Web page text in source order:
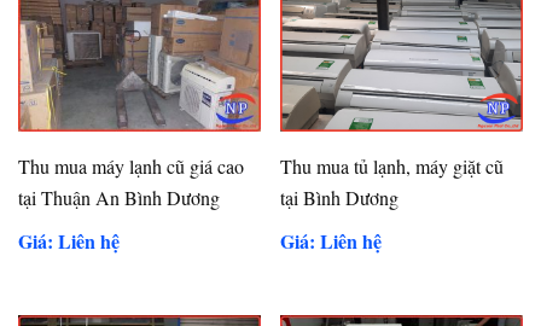
Thu mua máy lạnh cũ giá cao
tại Thuận An Bình Dương
Giá: Liên hệ
Thu mua tủ lạnh, máy giặt cũ
tại Bình Dương
Giá: Liên hệ